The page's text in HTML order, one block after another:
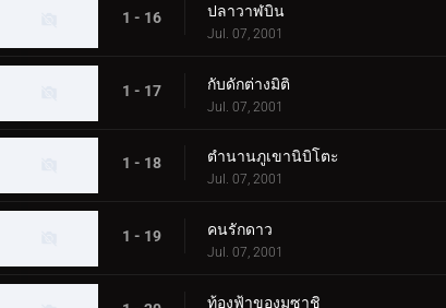
1 - 16 ปลาวาฬบิน
Jul. 07, 2001
1 - 17 กับดักต่างมิติ
Jul. 07, 2001
1 - 18 ตำนานภูเขานิบิโตะ
Jul. 07, 2001
1 - 19 คนรักดาว
Jul. 07, 2001
ท้องฟ้าของมูซาชิ